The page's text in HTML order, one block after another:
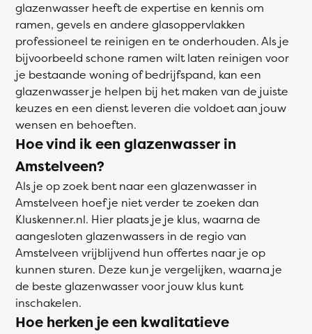
glazenwasser heeft de expertise en kennis om
ramen, gevels en andere glasoppervlakken
professioneel te reinigen en te onderhouden. Als je
bijvoorbeeld schone ramen wilt laten reinigen voor
je bestaande woning of bedrijfspand, kan een
glazenwasser je helpen bij het maken van de juiste
keuzes en een dienst leveren die voldoet aan jouw
wensen en behoeften.
Hoe vind ik een glazenwasser in
Amstelveen?
Als je op zoek bent naar een glazenwasser in
Amstelveen hoef je niet verder te zoeken dan
Kluskenner.nl. Hier plaats je je klus, waarna de
aangesloten glazenwassers in de regio van
Amstelveen vrijblijvend hun offertes naar je op
kunnen sturen. Deze kun je vergelijken, waarna je
de beste glazenwasser voor jouw klus kunt
inschakelen.
Hoe herken je een kwalitatieve